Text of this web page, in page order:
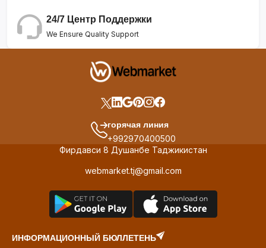
24/7 Центр Поддержки
We Ensure Quality Support
горячая линия
+992970400500
Фирдавси 8 Душанбе Таджикистан
webmarket.tj@gmail.com
ИНФОРМАЦИОННЫЙ БЮЛЛЕТЕНЬ